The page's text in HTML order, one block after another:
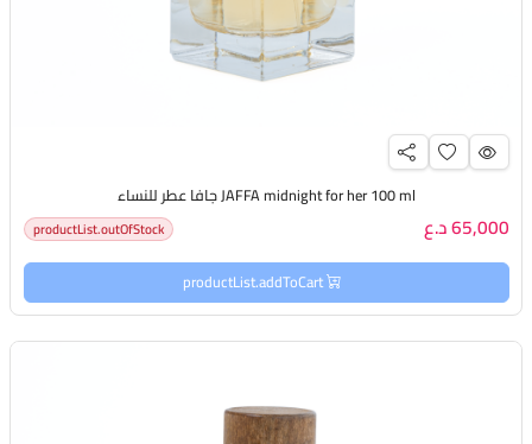
JAFFA midnight for her 100 ml جافا عطر للنساء
65,000 د.ع productList.outOfStock
productList.addToCart